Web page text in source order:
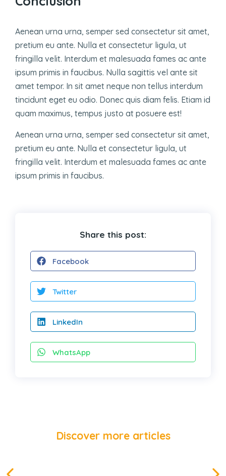
Aenean urna urna, semper sed consectetur sit amet,
pretium eu ante. Nulla et consectetur ligula, ut
fringilla velit. Interdum et malesuada fames ac ante
ipsum primis in faucibus. Nulla sagittis vel ante sit
amet tempor. In sit amet neque non tellus interdum
tincidunt eget eu odio. Donec quis diam felis. Etiam id
quam maximus, tempus justo at posuere est!
Aenean urna urna, semper sed consectetur sit amet,
pretium eu ante. Nulla et consectetur ligula, ut
fringilla velit. Interdum et malesuada fames ac ante
ipsum primis in faucibus.
Share this post:
Facebook
Twitter
LinkedIn
WhatsApp
Discover more articles